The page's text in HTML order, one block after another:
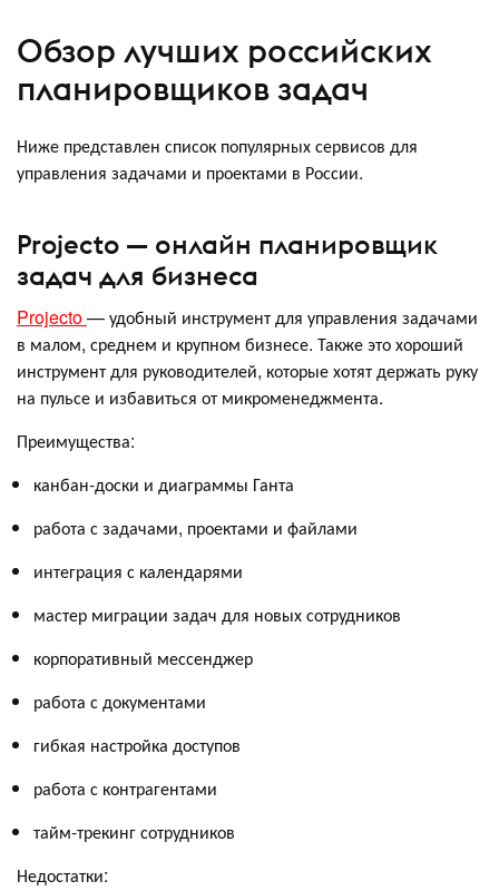
Обзор лучших российских
планировщиков задач
Ниже представлен список популярных сервисов для
управления задачами и проектами в России.
Projecto — онлайн планировщик
задач для бизнеса
Projecto— удобный инструмент для управления задачами
в малом, среднем и крупном бизнесе. Также это хороший
инструмент для руководителей, которые хотят держать руку
на пульсе и избавиться от микроменеджмента.
Преимущества:
канбан-доски и диаграммы Ганта
работа с задачами, проектами и файлами
интеграция с календарями
мастер миграции задач для новых сотрудников
корпоративный мессенджер
работа с документами
гибкая настройка доступов
работа с контрагентами
тайм-трекинг сотрудников
Недостатки: